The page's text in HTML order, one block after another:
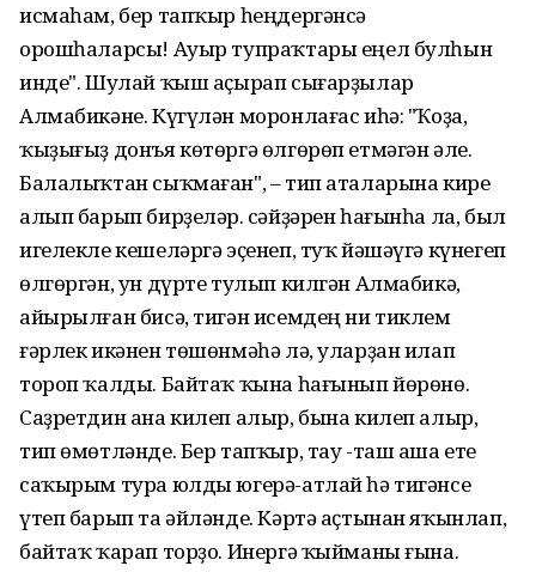
исмаһам, бер тапҡыр һеңдергәнсә
орошһаларсы! Ауыр тупраҡтары еңел булһын
инде". Шулай ҡыш аҫырап сығарҙылар
Алмабикәне. Күгүлән моронлағас иһә: "Ҡоҙа,
ҡыҙығыҙ донъя көтөргә өлгөрөп етмәгән әле.
Балалыҡтан сыҡмаған", – тип аталарына кире
алып барып бирҙеләр. Әсәйҙәрен һағынһа ла, был
игелекле кешеләргә эҫенеп, туҡ йәшәүгә күнегеп
өлгөргән, ун дүрте тулып килгән Алмабикә,
айырылған бисә, тигән исемдең ни тиклем
ғәрлек икәнен төшөнмәһә лә, уларҙан илап
тороп ҡалды. Байтаҡ ҡына һағынып йөрөнө.
Саҙретдин ана килеп алыр, бына килеп алыр,
тип өмөтләнде. Бер тапҡыр, тау -таш аша ете
саҡырым тура юлды югерә-атлай һә тигәнсе
үтеп барып та әйләнде. Кәртә аҫтынан яҡынлап,
байтаҡ ҡарап торҙо. Инергә ҡыйманы ғына.